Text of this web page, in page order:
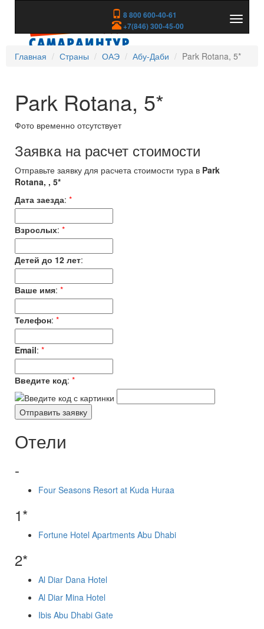
8 800 600-40-61
+7(846) 300-45-00
скрыть
Главная
Страны ОАЭ Абу-Даби Park Rotana, 5*
Park Rotana, 5*
Фото временно отсутствует
Заявка на расчет стоимости
Отправьте заявку для расчета стоимости тура в Park
Rotana, , 5*
Дата заезда: *
Взрослых: *
Детей до 12 лет:
Ваше имя: *
Телефон: *
Email: *
Введите код: *
Отели
-
Four Seasons Resort at Kuda Huraa
1*
Fortune Hotel Apartments Abu Dhabi
2*
Al Diar Dana Hotel
Al Diar Mina Hotel
Ibis Abu Dhabi Gate